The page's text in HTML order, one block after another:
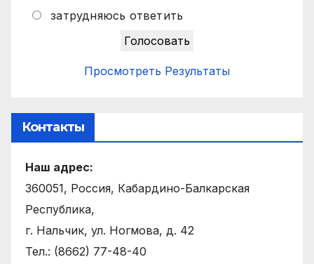
затрудняюсь ответить
Просмотреть Результаты
Контакты
Наш адрес:
360051, Россия, Кабардино-Балкарская
Республика,
г. Нальчик, ул. Ногмова, д. 42
Тел.: (8662) 77-48-40